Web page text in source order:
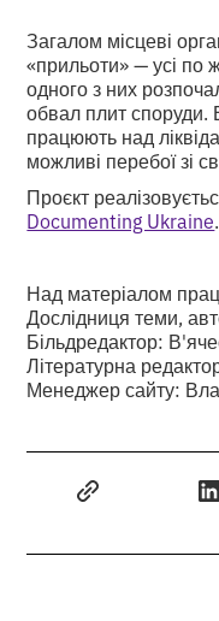
Загалом місцеві
«прильоти» — усі по
одного з них
обвал плит споруди.
працюють над
можливі перебої зі
Проєкт
Documenting Ukraine.
Над матеріалом
Дослідниця теми,
Більдредактор:
Літературна
Менеджер сайту: